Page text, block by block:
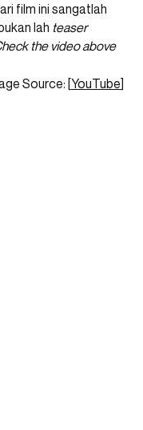
film ini sangatlah
lah teaser
the video above
Source: [YouTube]